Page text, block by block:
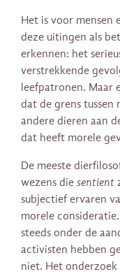
Het is voor mensen
deze uitingen als
erkennen: het
verstrekkende
leefpatronen. Maar
dat de grens tussen
andere dieren aan
dat heeft morele
De meeste
wezens die sentient
subjectief ervaren
morele
steeds onder de
activisten hebben
niet. Het